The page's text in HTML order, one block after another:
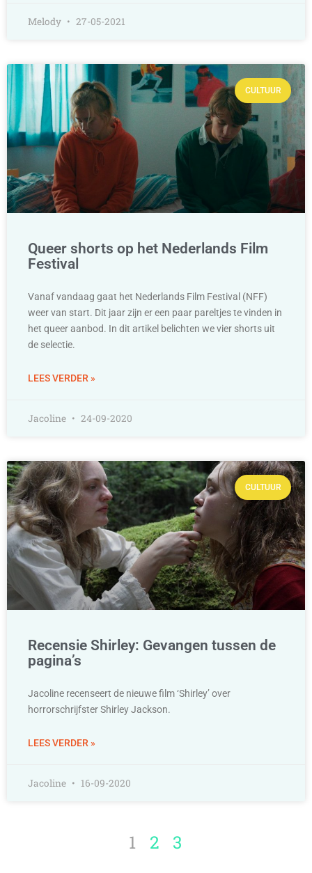
Melody 27-05-2021
CULTUUR
Queer shorts op het Nederlands Film
Festival
Vanaf vandaag gaat het Nederlands Film Festival (NFF)
weer van start. Dit jaar zijn er een paar pareltjes te vinden in
het queer aanbod. In dit artikel belichten we vier shorts uit
de selectie.
LEES VERDER »
Jacoline 24-09-2020
CULTUUR
Recensie Shirley: Gevangen tussen de
pagina’s
Jacoline recenseert de nieuwe film ‘Shirley’ over
horrorschrijfster Shirley Jackson.
LEES VERDER »
Jacoline 16-09-2020
1 2 3